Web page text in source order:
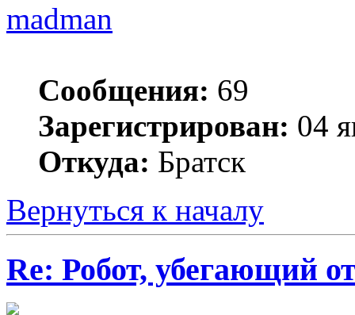
madman
Сообщения: 69
Зарегистрирован: 04
Откуда: Братск
Вернуться к началу
Re: Робот, убегающий